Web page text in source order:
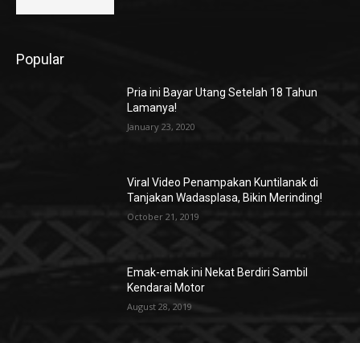
Popular
Pria ini Bayar Utang Setelah 18 Tahun
Lamanya!
January 23, 2020
Viral Video Penampakan Kuntilanak di
Tanjakan Wadasplasa, Bikin Merinding!
October 21, 2019
Emak-emak ini Nekat Berdiri Sambil
Kendarai Motor
August 28, 2019